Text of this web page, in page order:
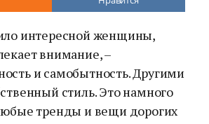
интересной женщины,
внимание, –
и самобытность. Другими
стиль. Это намного
тренды и вещи дорогих